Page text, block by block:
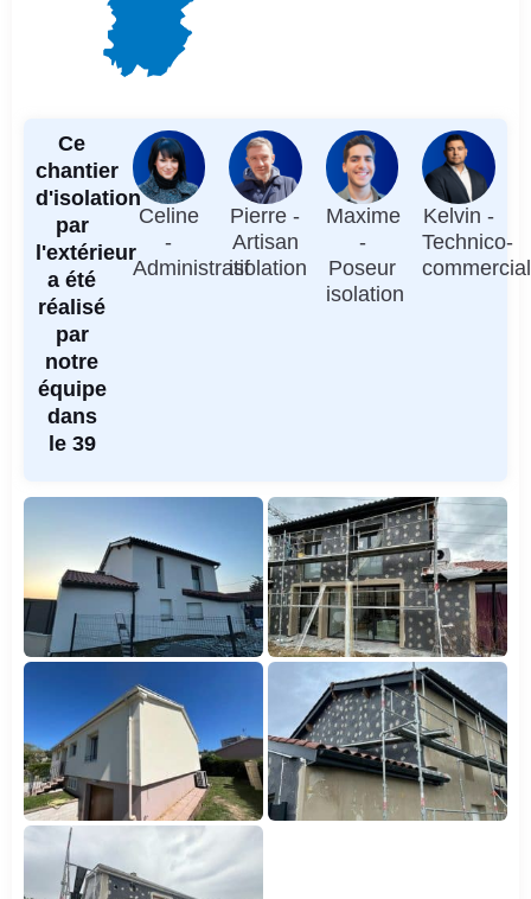
Ce
chantier
d'isolation
par
l'extérieur
a été
réalisé
par
notre
équipe
dans
le 39
Celine
-
Administratif
Pierre -
Artisan
isolation
Maxime
-
Poseur
isolation
Kelvin -
Technico-
commercial